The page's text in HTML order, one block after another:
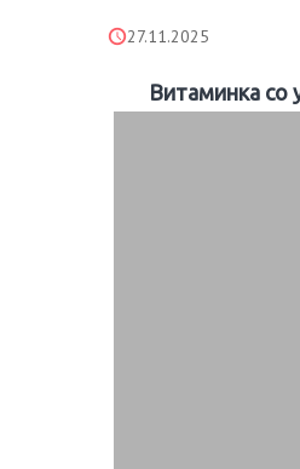
27.11.2025
Витаминка со